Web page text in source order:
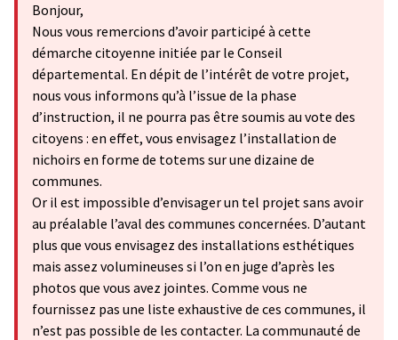
Bonjour,
Nous vous remercions d’avoir participé à cette
démarche citoyenne initiée par le Conseil
départemental. En dépit de l’intérêt de votre projet,
nous vous informons qu’à l’issue de la phase
d’instruction, il ne pourra pas être soumis au vote des
citoyens : en effet, vous envisagez l’installation de
nichoirs en forme de totems sur une dizaine de
communes.
Or il est impossible d’envisager un tel projet sans avoir
au préalable l’aval des communes concernées. D’autant
plus que vous envisagez des installations esthétiques
mais assez volumineuses si l’on en juge d’après les
photos que vous avez jointes. Comme vous ne
fournissez pas une liste exhaustive de ces communes, il
n’est pas possible de les contacter. La communauté de